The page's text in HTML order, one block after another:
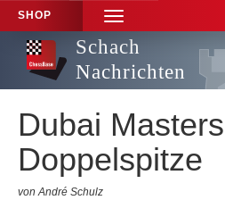
SHOP
TOGGLE
NAVIGATION
Schach
Nachrichten
Dubai
Doppelspitze
von André Schulz